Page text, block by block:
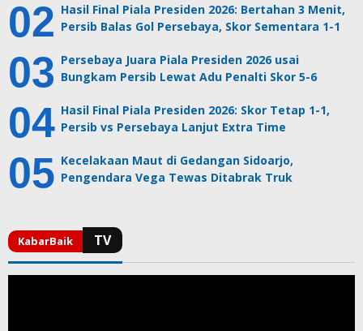
Hasil Final Piala Presiden 2026: Bertahan 3 Menit,
Persib Balas Gol Persebaya, Skor Sementara 1-1
Persebaya Juara Piala Presiden 2026 usai
Bungkam Persib Lewat Adu Penalti Skor 5-6
Hasil Final Piala Presiden 2026: Skor Tetap 1-1,
Persib vs Persebaya Lanjut Extra Time
Kecelakaan Maut di Gedangan Sidoarjo,
Pengendara Vega Tewas Ditabrak Truk